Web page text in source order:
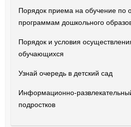
Порядок приема на обучение по
программам дошкольного
Порядок и условия
обучающихся
Узнай очередь в детский сад
Информационно-
подростков